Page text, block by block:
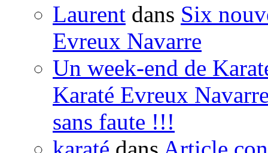
Laurent dans Six
Evreux Navarre
Un week-end de
Karaté Evreux
sans faute !!!